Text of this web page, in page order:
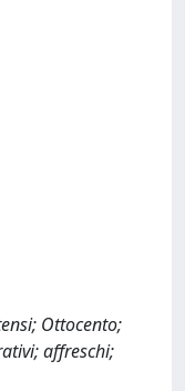
Ottocento;
affreschi;